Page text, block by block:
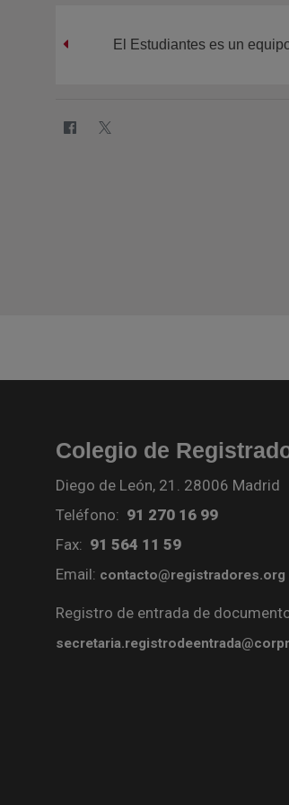
El Estudiantes es un
Colegio de
Diego de León, 21. 28006 Madrid
Teléfono: 91 270 16 99
Fax: 91 564 11 59
Email: contacto@registradores.org
Registro de entrada de